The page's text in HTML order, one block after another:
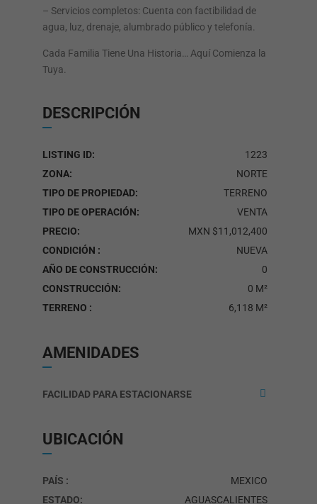
– Servicios completos: Cuenta con factibilidad de
agua, luz, drenaje, alumbrado público y telefonía.
Cada Familia Tiene Una Historia… Aquí Comienza la
Tuya.
DESCRIPCIÓN
LISTING ID:
1223
ZONA:
NORTE
TIPO DE PROPIEDAD:
TERRENO
TIPO DE OPERACIÓN:
VENTA
PRECIO:
MXN $11,012,400
CONDICIÓN :
NUEVA
AÑO DE CONSTRUCCIÓN:
0
CONSTRUCCIÓN:
0 M²
TERRENO :
6,118 M²
AMENIDADES
FACILIDAD PARA ESTACIONARSE
UBICACIÓN
PAÍS :
MEXICO
ESTADO:
AGUASCALIENTES